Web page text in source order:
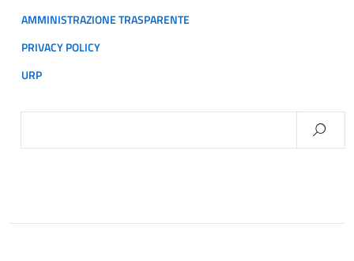
AMMINISTRAZIONE TRASPARENTE
PRIVACY POLICY
URP